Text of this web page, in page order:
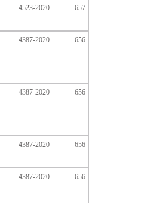
657
4523-2020
656
4387-2020
656
4387-2020
656
4387-2020
656
4387-2020